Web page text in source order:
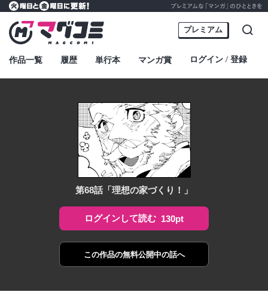
マグコミ – Mag Garden Comic Online
プレミアムな「マンガ」のひとときを
火曜日と金曜日に更新！
プレミアム
作品一覧 履歴 単行本 マンガ賞 ログイン ・
登録
検索
第68話「理想の家づくり！」
ログインして読む 130pt
この作品の無料公開中の話へ